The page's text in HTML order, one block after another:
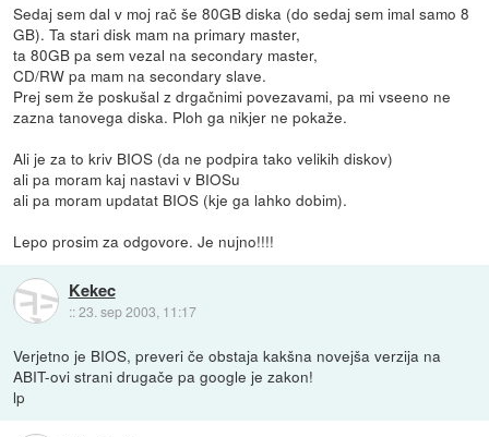
Sedaj sem dal v moj rač še 80GB diska (do sedaj sem imal samo 8
GB). Ta stari disk mam na primary master,
ta 80GB pa sem vezal na secondary master,
CD/RW pa mam na secondary slave.
Prej sem že poskušal z drgačnimi povezavami, pa mi vseeno ne
zazna tanovega diska. Ploh ga nikjer ne pokaže.
Ali je za to kriv BIOS (da ne podpira tako velikih diskov)
ali pa moram kaj nastavi v BIOSu
ali pa moram updatat BIOS (kje ga lahko dobim).
Lepo prosim za odgovore. Je nujno!!!!
Kekec
::23. sep 2003, 11:17
Verjetno je BIOS, preveri če obstaja kakšna novejša verzija na
ABIT-ovi strani drugače pa google je zakon!
lp